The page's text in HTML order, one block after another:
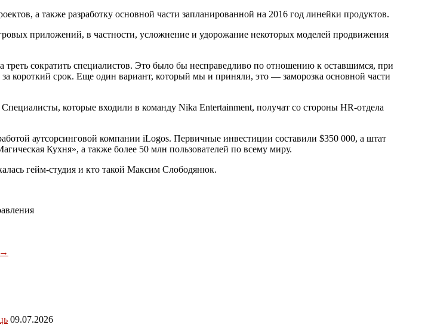
а также разработку основной части запланированной на 2016 год линейки продуктов.
приложений, в частности, усложнение и удорожание некоторых моделей продвижения
сократить специалистов. Это было бы несправедливо по отношению к оставшимся, при
короткий срок. Еще один вариант, который мы и приняли, это — заморозка основной части
которые входили в команду Nika Entertainment, получат со стороны HR-отдела
аутсорсинговой компании iLogos. Первичные инвестиции составили $350 000, а штат
Кухня», а также более 50 млн пользователей по всему миру.
гейм-студия и кто такой Максим Слободянюк.
→
09.07.2026